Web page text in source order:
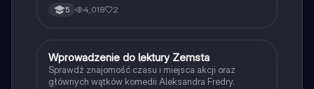
5 4,018 2
WJęzyk polski
Wprowadzenie do lektury Zemsta
Sprawdź znajomość czasu i miejsca akcji oraz
głównych wątków komedii Aleksandra Fredry.